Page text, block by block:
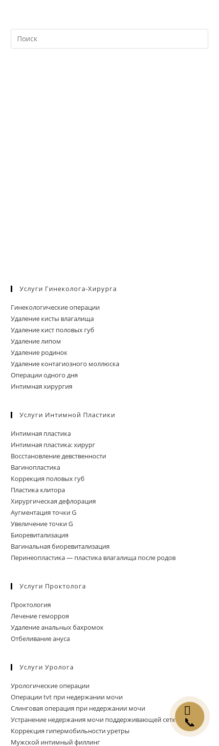
Услуги Гинеколога-Хирурга
Гинекологические операции
Удаление кисты влагалища
Удаление кист половых губ
Удаление липом
Удаление родинок
Удаление контагиозного моллюска
Операции одного дня
Интимная хирургия
Услуги Интимной Пластики
Интимная пластика
Интимная пластика: хирург
Восстановление девственности
Вагинопластика
Коррекция половых губ
Пластика клитора
Хирургическая дефлорация
Аугментация точки G
Увеличение точки G
Биоревитализация
Вагинальная биоревитализация
Перинеопластика — пластика влагалища после родов
Услуги Проктолога
Проктология
Лечение геморроя
Удаление анальных бахромок
Отбеливание ануса
Услуги Уролога
Урологические операции
Операции tvt при недержании мочи
Слинговая операция при недержании мочи
Устранение недержания мочи поддерживающей сеткой
Коррекция гипермобильности уретры
Мужской интимный филлинг
📞